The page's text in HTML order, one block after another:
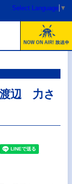
Select Language ▼
辺 力さ